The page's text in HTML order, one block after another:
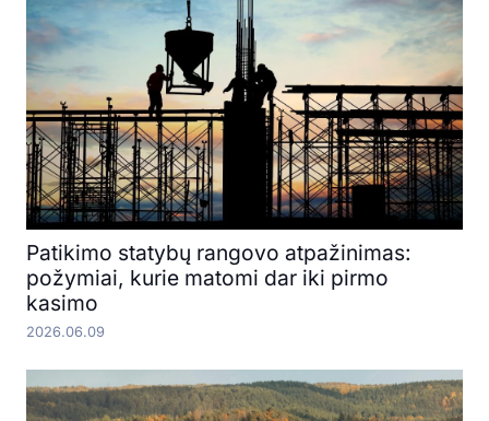
Patikimo statybų rangovo atpažinimas:
požymiai, kurie matomi dar iki pirmo
kasimo
2026.06.09